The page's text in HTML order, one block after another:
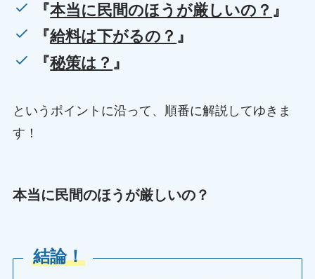
『本当に民間のほうが厳しいの？ 』
『給料は下がるの？ 』
『秘策は？ 』
というポイントに沿って、順番に解説してゆきま
す！
本当に民間のほうが厳しいの？
結論！